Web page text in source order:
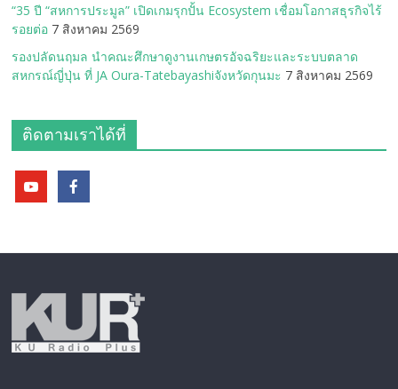
“35 ปี “สหการประมูล” เปิดเกมรุกปั้น Ecosystem เชื่อมโอกาสธุรกิจไร้
รอยต่อ 7 สิงหาคม 2569
รองปลัดนฤมล นำคณะศึกษาดูงานเกษตรอัจฉริยะและระบบตลาด
สหกรณ์ญี่ปุ่น ที่ JA Oura-Tatebayashiจังหวัดกุนมะ 7 สิงหาคม 2569
ติดตามเราได้ที่